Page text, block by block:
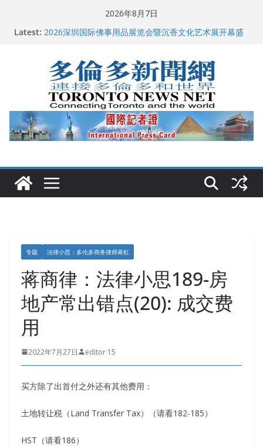
2026年8月7日
Latest: 2026深圳国际佛事用品展览会暨沉香文化艺术展开幕盛
特朗普称加拿大“不友善”并批评其领导层 卡尼：谈判事
关加拿大就业
2026加拿大青少年儿童绘画比赛颁奖典礼多伦多举行
龚晓华参加多伦多骄傲大游行 与市民分享竞选理念
专题 法律小思：多伦多商务律师蒋虹
蒋商律：法律小思189-房
地产常出错点(20): 成交费
用
2022年7月27日 editor 15
买方除了出首付之外还有其他费用：
土地转让税（Land Transfer Tax）（请看182-185）
HST（请看186）